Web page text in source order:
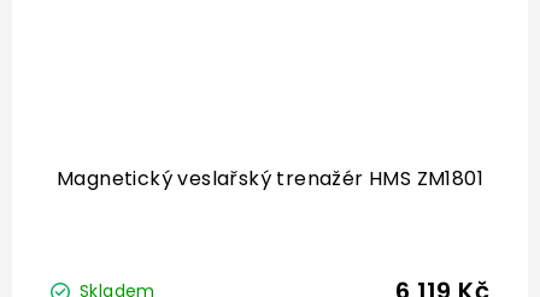
Magnetický veslařský trenažér HMS ZM1801
Skladem